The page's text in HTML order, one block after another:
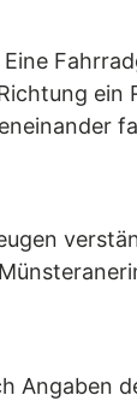
ein
Angaben